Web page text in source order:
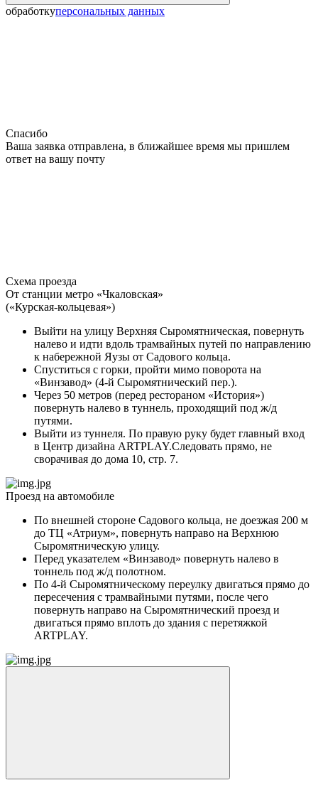
обработкуперсональных данных
Спасибо
Ваша заявка отправлена, в ближайшее время мы пришлем
ответ на вашу почту
Схема проезда
От станции метро «Чкаловская»
(«Курская-кольцевая»)
Выйти на улицу Верхняя Сыромятническая, повернуть
налево и идти вдоль трамвайных путей по направлению
к набережной Яузы от Садового кольца.
Спуститься с горки, пройти мимо поворота на
«Винзавод» (4-й Сыромятнический пер.).
Через 50 метров (перед рестораном «История»)
повернуть налево в туннель, проходящий под ж/д
путями.
Выйти из туннеля. По правую руку будет главный вход
в Центр дизайна ARTPLAY.Следовать прямо, не
сворачивая до дома 10, стр. 7.
Проезд на автомобиле
По внешней стороне Садового кольца, не доезжая 200 м
до ТЦ «Атриум», повернуть направо на Верхнюю
Сыромятническую улицу.
Перед указателем «Винзавод» повернуть налево в
тоннель под ж/д полотном.
По 4-й Сыромятническому переулку двигаться прямо до
пересечения с трамвайными путями, после чего
повернуть направо на Сыромятнический проезд и
двигаться прямо вплоть до здания с перетяжкой
ARTPLAY.